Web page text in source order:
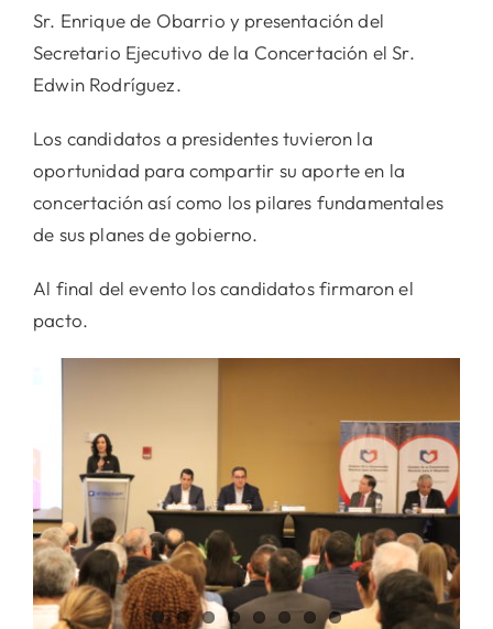
Sr. Enrique de Obarrio y presentación del
Secretario Ejecutivo de la Concertación el Sr.
Edwin Rodríguez.
Los candidatos a presidentes tuvieron la
oportunidad para compartir su aporte en la
concertación así como los pilares fundamentales
de sus planes de gobierno.
Al final del evento los candidatos firmaron el
pacto.